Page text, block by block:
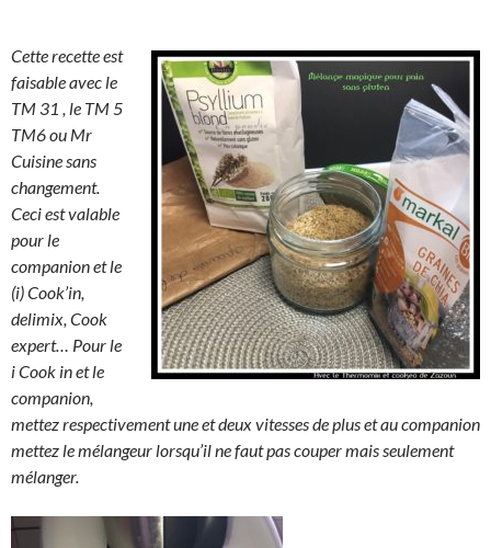
Cette recette est
faisable avec le
TM 31 , le TM 5
TM6 ou Mr
Cuisine sans
changement.
Ceci est valable
pour le
companion et le
(i) Cook’in,
delimix, Cook
expert… Pour le
i Cook in et le
companion,
mettez respectivement une et deux vitesses de plus et au companion
mettez le mélangeur lorsqu’il ne faut pas couper mais seulement
mélanger.